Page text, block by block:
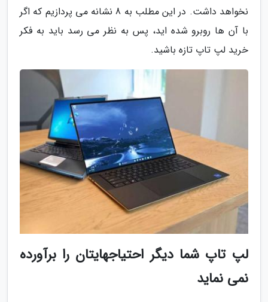
نخواهد داشت. در این مطلب به 8 نشانه می پردازیم که اگر
با آن ها روبرو شده اید، پس به نظر می رسد باید به فکر
خرید لپ تاپ تازه باشید.
لپ تاپ شما دیگر احتیاجهایتان را برآورده
نمی نماید